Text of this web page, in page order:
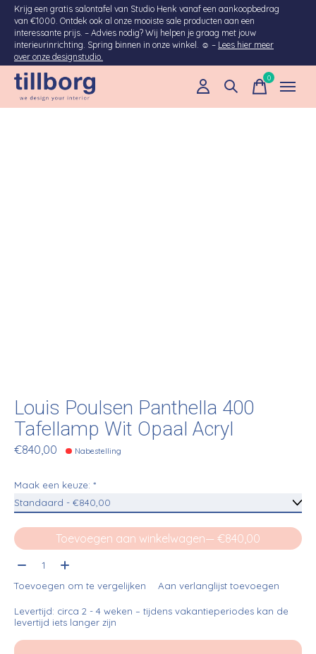
Krijg een gratis salontafel van Studio Henk vanaf een aankoopbedrag
van €1000. Ontdek ook al onze mooiste sale producten aan een
interessante prijs. – Advies nodig? Wij helpen je graag met jouw
interieurinrichting. Spring binnen in onze winkel. ☺ – Lees hier meer
over onze designstudio.
0items
Louis Poulsen Panthella 400
Tafellamp Wit Opaal Acryl
€840,00 Nabestelling
Maak een keuze: *
Toevoegen aan winkelwagen
— €840,00
Aantal:
Toevoegen om te vergelijken Aan verlanglijst toevoegen
Levertijd: circa 2 - 4 weken – tijdens vakantieperiodes kan de
levertijd iets langer zijn